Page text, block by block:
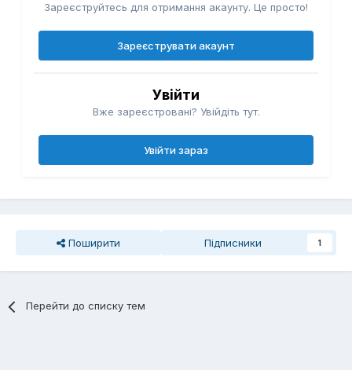
Зареєструйтесь для отримання акаунту. Це просто!
Зареєструвати акаунт
Увійти
Вже зареєстровані? Увійдіть тут.
Увійти зараз
Поширити Підписники 1
Перейти до списку тем